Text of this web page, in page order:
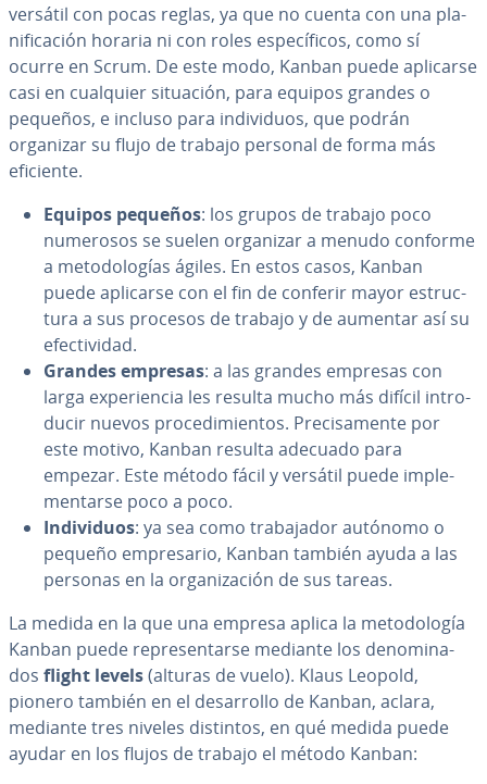
versátil con pocas reglas, ya que no cuenta con una pla­
ni­fi­ca­ción horaria ni con roles es­pe­cí­fi­cos, como sí
ocurre en Scrum. De este modo, Kanban puede aplicarse
casi en cualquier situación, para equipos grandes o
pequeños, e incluso para in­di­vi­duos, que podrán
organizar su flujo de trabajo personal de forma más
eficiente.
Equipos pequeños: los grupos de trabajo poco
numerosos se suelen organizar a menudo conforme
a me­to­do­lo­gías ágiles. En estos casos, Kanban
puede aplicarse con el fin de conferir mayor es­tru­c­
tu­ra a sus procesos de trabajo y de aumentar así su
efe­c­ti­vi­dad.
Grandes empresas: a las grandes empresas con
larga ex­pe­rie­n­cia les resulta mucho más difícil in­tro­
du­cir nuevos pro­ce­di­mie­n­tos. Pre­ci­sa­me­n­te por
este motivo, Kanban resulta adecuado para
empezar. Este método fácil y versátil puede im­ple­
me­n­tar­se poco a poco.
In­di­vi­duos: ya sea como tra­ba­ja­dor autónomo o
pequeño em­pre­sa­rio, Kanban también ayuda a las
personas en la or­ga­ni­za­ción de sus tareas.
La medida en la que una empresa aplica la me­to­do­lo­gía
Kanban puede re­pre­se­n­tar­se mediante los de­no­mi­na­
dos flight levels(alturas de vuelo). Klaus Leopold,
pionero también en el de­sa­rro­llo de Kanban, aclara,
mediante tres niveles distintos, en qué medida puede
ayudar en los flujos de trabajo el método Kanban: